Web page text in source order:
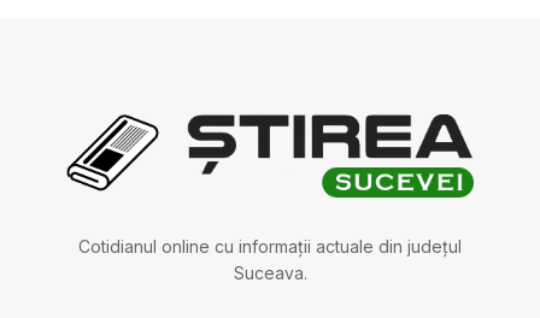
Cotidianul online cu informații actuale din județul
Suceava.